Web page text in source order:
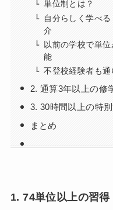
単位制とは？
自分らしく学べ
介
以前の学校で単
能
不登校経験者も
2. 通算3年以上の修
3. 30時間以上の特
まとめ
1. 74単位以上の習得